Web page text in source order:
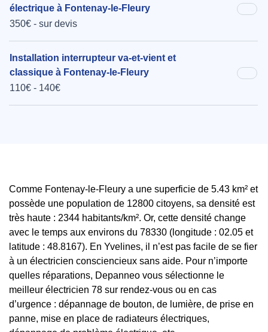
électrique à Fontenay-le-Fleury
350€ - sur devis
Installation interrupteur va-et-vient et
classique à Fontenay-le-Fleury
110€ - 140€
Comme Fontenay-le-Fleury a une superficie de 5.43 km² et
possède une population de 12800 citoyens, sa densité est
très haute : 2344 habitants/km². Or, cette densité change
avec le temps aux environs du 78330 (longitude : 02.05 et
latitude : 48.8167). En Yvelines, il n’est pas facile de se fier
à un électricien consciencieux sans aide. Pour n’importe
quelles réparations, Depanneo vous sélectionne le
meilleur électricien 78 sur rendez-vous ou en cas
d’urgence : dépannage de bouton, de lumière, de prise en
panne, mise en place de radiateurs électriques,